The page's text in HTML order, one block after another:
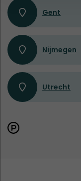
Gent
Nijmegen
Utrecht